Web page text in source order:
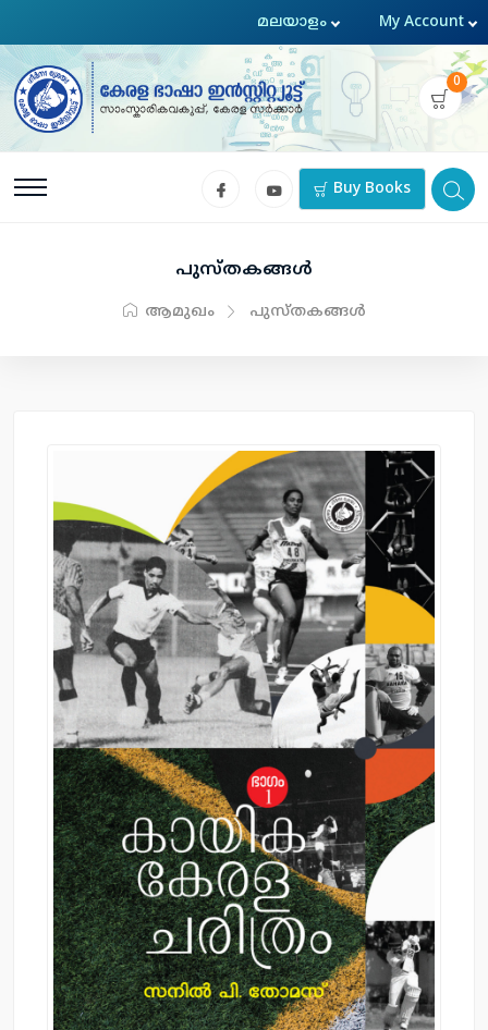
0
Buy Books
പുസ്തകങ്ങള്‍
ആമുഖം പുസ്തകങ്ങള്‍